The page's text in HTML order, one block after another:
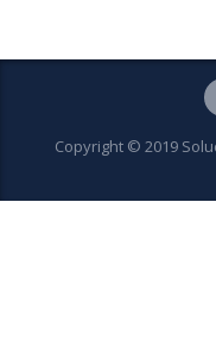
Copyright © 2019